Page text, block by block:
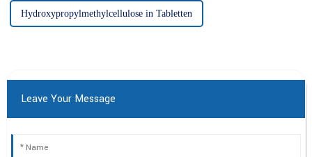
Hydroxypropylmethylcellulose in Tabletten
Leave Your Message